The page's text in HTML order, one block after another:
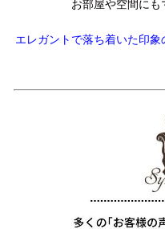
お部屋や空間に
エレガントで落ち着いた印